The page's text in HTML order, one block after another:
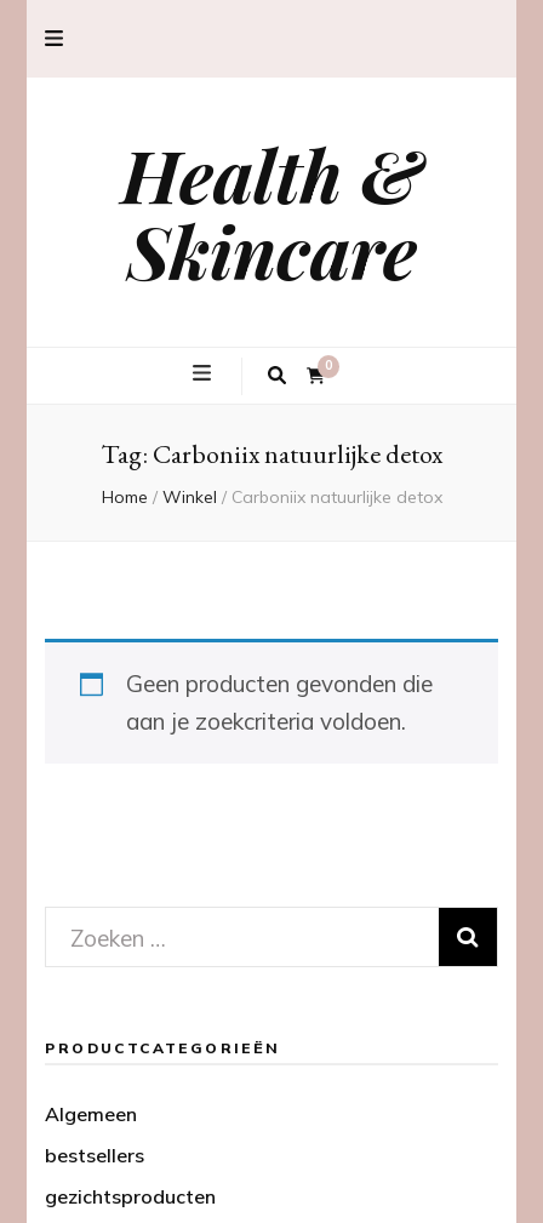
Health &
Skincare
0
Tag: Carboniix natuurlijke detox
Home / Winkel / Carboniix natuurlijke detox
Geen producten gevonden die
aan je zoekcriteria voldoen.
Zoeken
naar:
PRODUCTCATEGORIEËN
Algemeen
bestsellers
gezichtsproducten